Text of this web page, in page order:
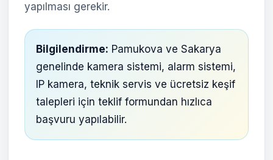
yapılması gerekir.
Bilgilendirme: Pamukova ve Sakarya
genelinde kamera sistemi, alarm sistemi,
IP kamera, teknik servis ve ücretsiz keşif
talepleri için teklif formundan hızlıca
başvuru yapılabilir.